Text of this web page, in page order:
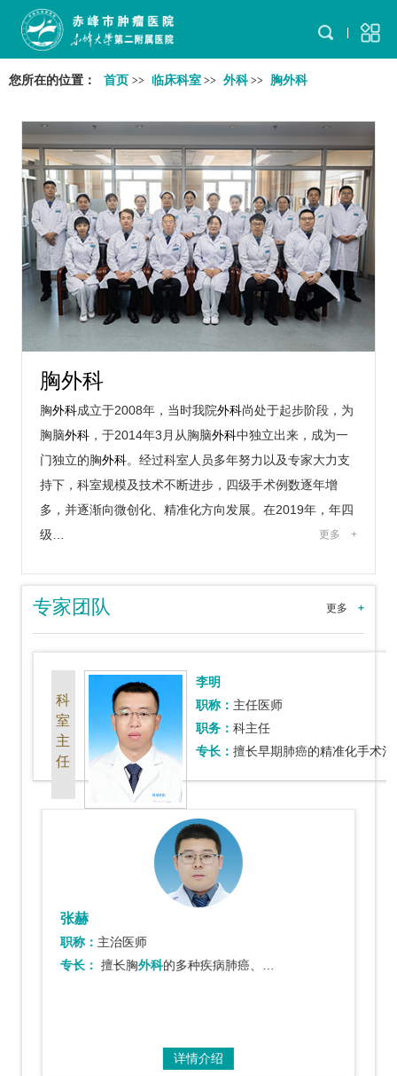
您所在的位置： 首页 >> 临床科室 >> 外科>> 胸外科
胸外科
胸外科成立于2008年，当时我院外科尚处于起步阶段，为
胸脑外科，于2014年3月从胸脑外科中独立出来，成为一
门独立的胸外科。经过科室人员多年努力以及专家大力支
持下，科室规模及技术不断进步，四级手术例数逐年增
多，并逐渐向微创化、精准化方向发展。在2019年，年四
级…
更多+
更多+
专家团队
科
室
主
任
李明
职称： 主任医师
职务： 科主任
专长： 擅长早期肺癌的精准化手术治疗以及局部晚期肺癌新辅助联合手术，
外科的多种疾病肺癌、食管癌以…
张赫
职称： 主治医师
专长： 擅长胸外科的多种疾病肺癌、食管癌以及纵隔肿瘤的诊治，胸部外伤的急诊救治。
详情介绍